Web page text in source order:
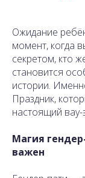
Ожидание
момент, когда
секретом, кто
становится
истории.
Праздник,
настоящий вау-
Магия
важен